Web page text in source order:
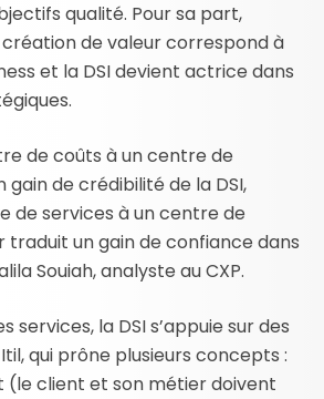
qualité. Pour sa part,
de valeur correspond à
et la DSI devient actrice dans
de coûts à un centre de
de crédibilité de la DSI,
de services à un centre de
traduit un gain de confiance dans
Souiah, analyste au CXP.
services, la DSI s’appuie sur des
qui prône plusieurs concepts :
(le client et son métier doivent